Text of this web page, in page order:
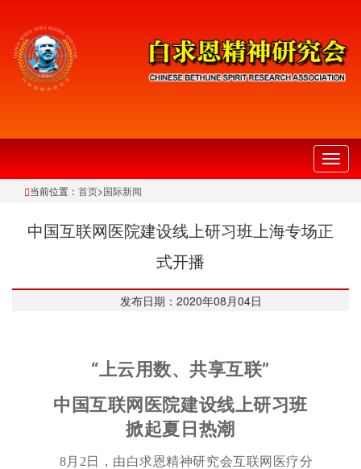
切
换
当前位置： 首页>国际新闻
中国互联网医院建设线上研习班上海专场正
式开播
发布日期：2020年08月04日
“上云用数、共享互联”
中国互联网医院建设线上研习班
掀起夏日热潮
8月 2 日， 由白求恩精神研究会互联网医疗分